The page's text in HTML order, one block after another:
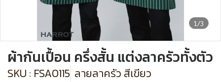
1/3
ผ้ากันเปื้อน ครึ่งสั้น แต่งลาครัวทั้งตัว
SKU : FSA0115 ลายลาครัว สีเขียว